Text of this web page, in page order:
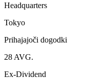
Headquarters
Tokyo
Prihajajoči dogodki
28 AVG.
Ex-Dividend